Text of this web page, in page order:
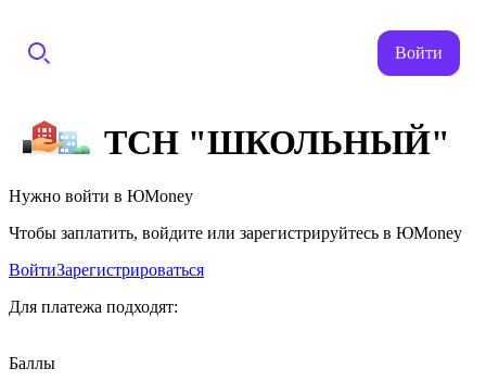
Войти
ТСН "ШКОЛЬНЫЙ"
Нужно войти в ЮMoney
Чтобы заплатить, войдите или зарегистрируйтесь в ЮMoney
ВойтиЗарегистрироваться
Для платежа подходят:
Баллы